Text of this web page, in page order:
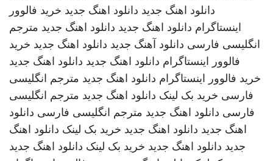
دانلود اهنگ جدید دانلود اهنگ جدید خرید فالوور
اینستاگرام دانلود اهنگ جدید دانلود اهنگ جدید مترجم
انگلیسی فارسی دانلود آهنگ جدید دانلود اهنگ جدید خرید
فالوور اینستاگرام دانلود اهنگ جدید دانلود اهنگ جدید
خرید فالوور اینستاگرام دانلود اهنگ جدید مترجم انگلیسی
فارسی خرید بک لینک دانلود اهنگ جدید مترجم انگلیسی
فارسی دانلود اهنگ جدید مترجم انگلیسی فارسی دانلود
اهنگ جدید دانلود اهنگ جدید خرید بک لینک دانلود اهنگ
جدید دانلود اهنگ جدید خرید بک لینک دانلود اهنگ جدید